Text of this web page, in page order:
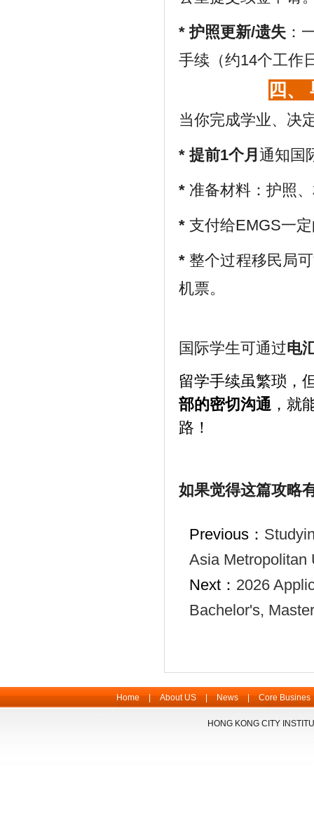
*护照更新/遗失 ：
手续（约14个工作
四、
当你完成学业、决
* 提前1个月 通知国
* 准备材料：护照
* 支付给EMGS一
* 整个过程移民局
机票。
国际学生可通过电
留学手续虽繁琐，
部的密切沟通，就
路！
如果觉得这篇攻略
Previous：
Asia Metropolitan
Next： 2026
Bachelor's,
Home | About US | News | Core Busines
HONG KONG CITY